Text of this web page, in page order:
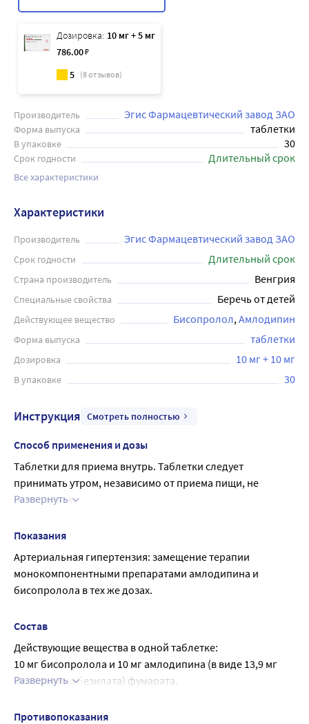
Дозировка: 10 мг + 5 мг
786.00₽
5 (8отзывов)
Производитель Эгис Фармацевтический завод ЗАО
Форма выпуска таблетки
В упаковке 30
Срок годности Длительный срок
Все характеристики
Характеристики
Производитель Эгис Фармацевтический завод ЗАО
Срок годности Длительный срок
Страна производитель Венгрия
Специальные свойства Беречь от детей
Действующее вещество Бисопролол Амлодипин
Форма выпуска таблетки
Дозировка 10 мг + 10 мг
В упаковке 30
Инструкция Смотреть полностью
Способ применения и дозы
Таблетки для приема внутрь. Таблетки следует
принимать утром, независимо от приема пищи, не
разжевывая.
определенной дозировки.
пациента осуществляет врач в ходе назначения
монокомпонентных препаратов, содержащих активные
ингредиенты, входящие в состав препарата Конкор® AM.
Лечение препаратом Конкор® AM обычно является
долговременной терапией.
Нарушение функции печени
У пациентов с нарушением функции печени выведение
режим дозирования для данной группы пациентов не
Развернуть
Показания
Артериальная гипертензия: замещение терапии
монокомпонентными препаратами амлодипина и
бисопролола в тех же дозах.
Состав
Действующие вещества в одной таблетке:
10 мг бисопролола и 10 мг амлодипина (в виде 13,9 мг
амлодипина безилата) фумарата.
микрокристаллическая 261,1 мг, карбоксиметилкрахмал
Развернуть
Противопоказания